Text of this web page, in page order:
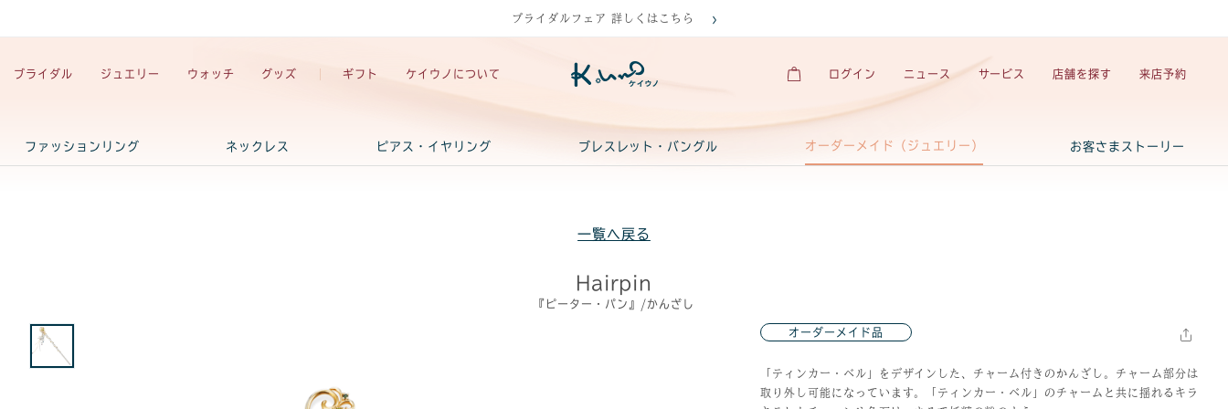
ブライダルフェア 詳しくはこちら
ブライダル ジュエリー ウォッチ グッズ ギフト ケイウノについて ログイン ニュース サービス 店舗を探す 来店予約
ファッションリング ネックレス ピアス・イヤリング ブレスレット・バングル オーダーメイド（ジュエリー） お客さまストーリー
一覧へ戻る
Hairpin
『ピーター・パン』/かんざし
オーダーメイド品
「ティンカー・ベル」をデザインした、チャーム付きのかんざし。チャーム部分は
取り外し可能になっています。「ティンカー・ベル」のチャームと共に揺れるキラ